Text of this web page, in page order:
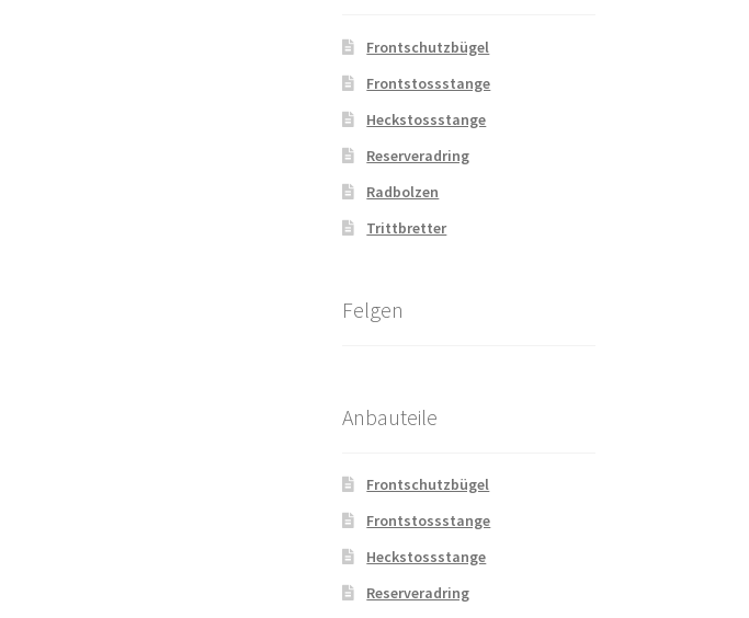
Frontschutzbügel
Frontstossstange
Heckstossstange
Reserveradring
Radbolzen
Trittbretter
Felgen
Anbauteile
Frontschutzbügel
Frontstossstange
Heckstossstange
Reserveradring